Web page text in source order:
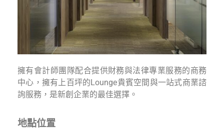
擁有會計師團隊配合提供財務與法律專業服務的商務
中心，擁有上百坪的Lounge貴賓空間與一站式商業諮
詢服務，是新創企業的最佳選擇。
地點位置